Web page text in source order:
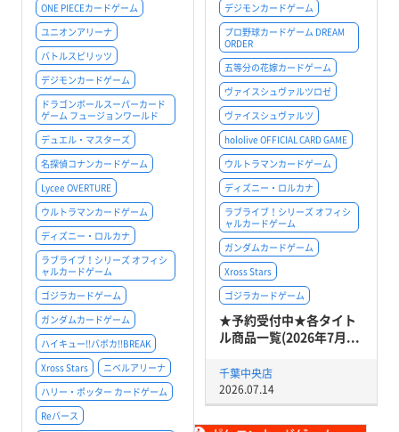
ONE PIECEカードゲーム
ユニオンアリーナ
バトルスピリッツ
デジモンカードゲーム
ドラゴンボールスーパーカード
ゲーム フュージョンワールド
デュエル・マスターズ
名探偵コナンカードゲーム
Lycee OVERTURE
ウルトラマンカードゲーム
ディズニー・ロルカナ
ラブライブ！シリーズ オフィシ
ャルカードゲーム
ゴジラカードゲーム
ガンダムカードゲーム
ハイキュー!!バボカ!!BREAK
Xross Stars
ニベルアリーナ
ハリー・ポッター カードゲーム
Reバース
デジモンカードゲーム
プロ野球カードゲーム DREAM
ORDER
五等分の花嫁カードゲーム
ヴァイスシュヴァルツロゼ
ヴァイスシュヴァルツ
hololive OFFICIAL CARD GAME
ウルトラマンカードゲーム
ディズニー・ロルカナ
ラブライブ！シリーズ オフィシ
ャルカードゲーム
ガンダムカードゲーム
Xross Stars
ゴジラカードゲーム
★予約受付中★各タイト
ル商品一覧(2026年7月...
千葉中央店
2026.07.14